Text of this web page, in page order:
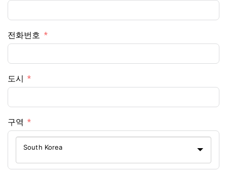
전화번호
도시
구역
South Korea